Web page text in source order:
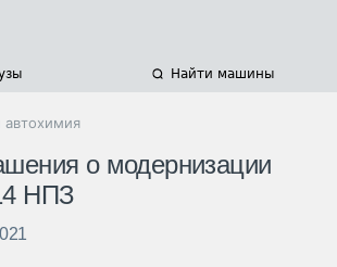
Найти машины
о модернизации
НПЗ